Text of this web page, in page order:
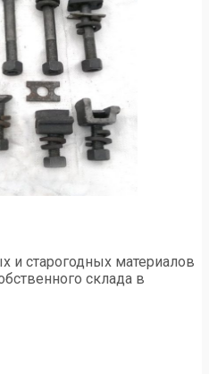
и старогодных материалов
склада в